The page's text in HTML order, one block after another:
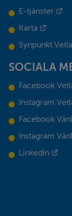
E-tjänster
Karta
Synpunkt
SOCIALA
Facebook
Instagram
Facebook
Instagram
LinkedIn